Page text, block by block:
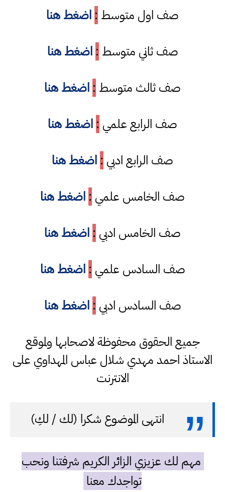
صف اول متوسط : اضغط هنا
صف ثاني متوسط : اضغط هنا
صف ثالث متوسط : اضغط هنا
صف الرابع علمي : اضغط هنا
صف الرابع ادبي : اضغط هنا
صف الخامس علمي : اضغط هنا
صف الخامس ادبي : اضغط هنا
صف السادس علمي : اضغط هنا
صف السادس ادبي : اضغط هنا
جميع الحقوق محفوظة لاصحابها ولموقع
الاستاذ احمد مهدي شلال عباس المهداوي على
الانترنت
انتهى الموضوع شكرا (لك / لكِ)
مهم لك عزيزي الزائر الكريم شرفتنا ونحب
تواجدك معنا